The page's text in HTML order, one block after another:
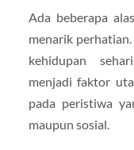
Ada beberapa
menarik
kehidupan
menjadi faktor
pada peristiwa
maupun sosial.